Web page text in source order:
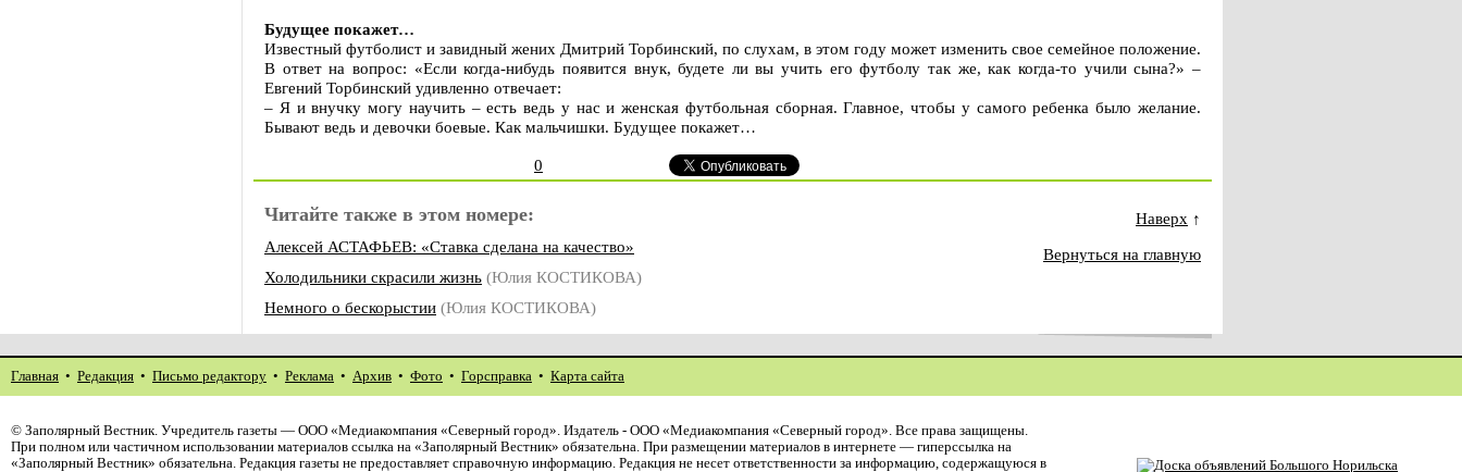
Будущее покажет…
Известный футболист и завидный жених Дмитрий Торбинский, по слухам, в этом году может изменить свое семейное положение.
В ответ на вопрос: «Если когда-нибудь появится внук, будете ли вы учить его футболу так же, как когда-то учили сына?» –
Евгений Торбинский удивленно отвечает:
– Я и внучку могу научить – есть ведь у нас и женская футбольная сборная. Главное, чтобы у самого ребенка было желание.
Бывают ведь и девочки боевые. Как мальчишки. Будущее покажет…
0
Читайте также в этом номере:
Алексей АСТАФЬЕВ: «Ставка сделана на качество»
Холодильники скрасили жизнь (Юлия КОСТИКОВА)
Немного о бескорыстии (Юлия КОСТИКОВА)
Наверх ↑
Вернуться на главную
Главная • Редакция • Письмо редактору • Реклама • Архив • Фото • Горсправка • Карта сайта
© Заполярный Вестник. Учредитель газеты — ООО «Медиакомпания «Северный город». Издатель - ООО «Медиакомпания «Северный город». Все права защищены.
При полном или частичном использовании материалов ссылка на «Заполярный Вестник» обязательна. При размещении материалов в интернете — гиперссылка на
«Заполярный Вестник» обязательна. Редакция газеты не предоставляет справочную информацию. Редакция не несет ответственности за информацию, содержащуюся в